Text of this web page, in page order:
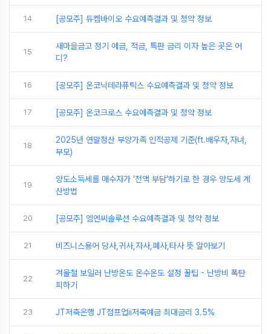
14 [공모주] 듀켐바이오 수요예측결과 및 청약 정보
15
새마을금고 정기 예금, 적금, 특판 금리 이자 높은 곳은 어
디?
16 [공모주] 온코닉테라퓨틱스 수요예측결과 및 청약 정보
17 [공모주] 온코크로스 수요예측결과 및 청약 정보
18
2025년 연말정산 부양가족 인적공제 기준(ft.배우자,자녀,
부모)
19
양도소득세를 매수자가 '전액 부담'하기로 한 경우 양도세 계
산방법
20 [공모주] 엠엔씨솔루션 수요예측결과 및 청약 정보
21 비즈니스용어 당사,귀사,자사,폐사,타사 뜻 알아보기
22
겨울철 보일러 난방온도 온수온도 설정 꿀팁 - 난방비 폭탄
피하기
23 JT저축은행 JT점프업ii저축예금 최대금리 3.5%